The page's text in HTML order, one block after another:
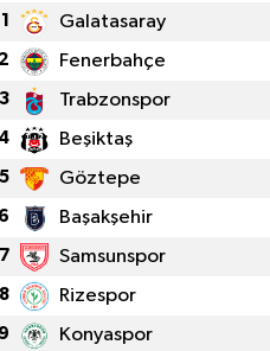
1 Galatasaray
2 Fenerbahçe
3 Trabzonspor
4 Beşiktaş
5 Göztepe
6 Başakşehir
7 Samsunspor
8 Rizespor
9 Konyaspor